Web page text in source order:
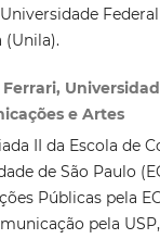
(Unila).
e Artes
II da Escola de
de São Paulo
Públicas pela
pela